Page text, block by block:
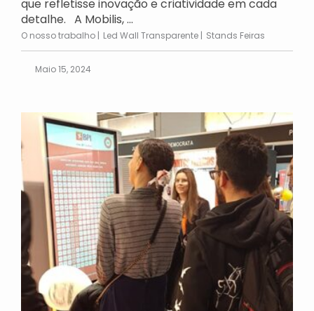
que refletisse inovação e criatividade em cada
detalhe. A Mobilis, ...
O nosso trabalho Led Wall Transparente Stands Feiras
Maio 15, 2024